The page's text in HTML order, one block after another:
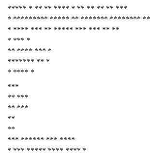
***** * ** ** **** * ** ** ** ** ***
* ********* ***** ** ******* ********
* **** *** ** ***** *** *** ** **
* *** *
** **** *** *
******* ** *
* **** *
***
** ***
** ***
**
**
*** ****** *** ****
* *** ***** **** **** *